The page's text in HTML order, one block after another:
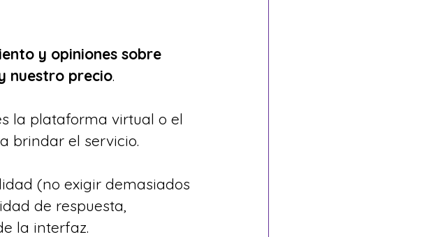
y opiniones sobre
nuestro precio.
la plataforma virtual o el
brindar el servicio.
(no exigir demasiados
de respuesta,
la interfaz.